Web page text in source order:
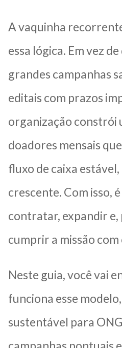
A vaquinha
essa lógica. Em vez
grandes campanhas
editais com prazos
organização constrói
doadores mensais
fluxo de caixa
crescente. Com isso,
contratar, expandir
cumprir a missão
Neste guia, você vai
funciona esse
sustentável para